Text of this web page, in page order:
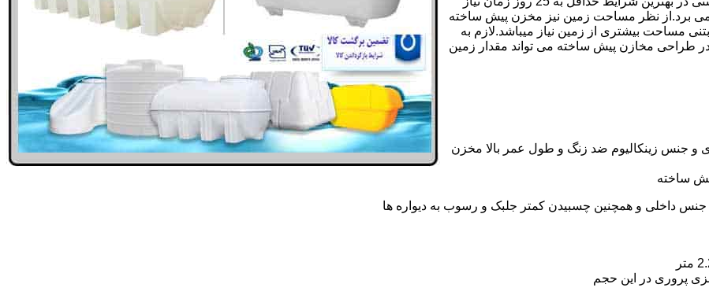
کامل مخزن پیش ساخته حداکثر 4 روززمان می برد.از نظر مساحت زمین نیز مخزن پیش ساخته
مساحت بیشتری از زمین نیاز میباشد.لازم به
طراحی مخازن پیش ساخته می تواند مقدار زمین
و جنس زینکالیوم ضد زنگ و طول عمر بالا مخزن
ساخته
داخلی و همچنین چسبیدن کمتر جلبک و رسوب به دیواره ها
پروری در این حجم